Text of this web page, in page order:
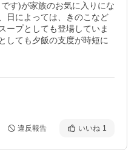
す)が家族のお気に入りにな
日によっては、きのこなど
ープとしても登場していま
しても夕飯の支度が時短に
違反報告 いいね 1